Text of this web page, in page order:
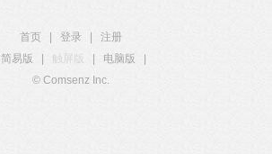
首页 登录
注册
简易版
触屏版 电脑版
© Comsenz Inc.